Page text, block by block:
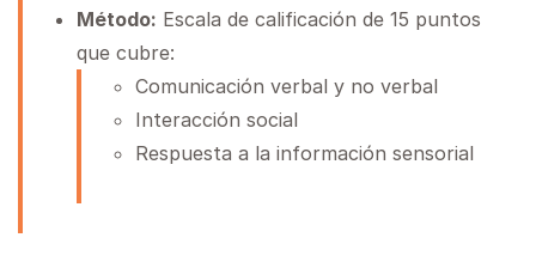
Método: Escala de calificación de 15 puntos
que cubre:
Comunicación verbal y no verbal
Interacción social
Respuesta a la información sensorial